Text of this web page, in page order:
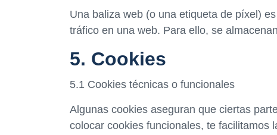
Una baliza web (o una etiqueta de píxel)
tráfico en una web. Para ello, se
5. Cookies
5.1 Cookies técnicas o funcionales
Algunas cookies aseguran que ciertas
colocar cookies funcionales, te facilitamos